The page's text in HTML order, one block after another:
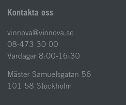
Kontakta oss
vinnova@vinnova.se
08-473 30 00
Vardagar 8:00-16:30
Mäster Samuelsgatan 56
101 58 Stockholm